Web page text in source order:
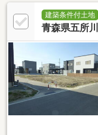
建築条件付土地
青森県五所